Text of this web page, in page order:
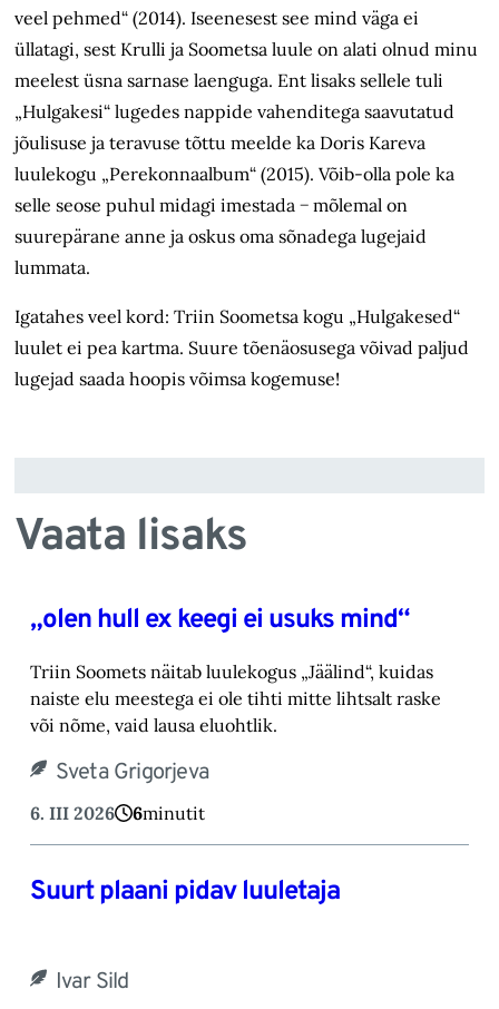
veel pehmed“ (2014). Iseenesest see mind väga ei
üllatagi, sest Krulli ja Soometsa luule on alati olnud minu
meelest üsna sarnase laenguga. Ent lisaks sellele tuli
„Hulgakesi“ lugedes nappide vahenditega saavutatud
jõulisuse ja teravuse tõttu meelde ka Doris Kareva
luulekogu „Perekonnaalbum“ (2015). Võib-olla pole ka
selle seose puhul midagi imestada − mõlemal on
suurepärane anne ja oskus oma sõnadega lugejaid
lummata.
Igatahes veel kord: Triin Soometsa kogu „Hulgakesed“
luulet ei pea kartma. Suure tõenäosusega võivad paljud
lugejad saada hoopis võimsa kogemuse!
Vaata lisaks
„olen hull ex keegi ei usuks mind“
Triin Soomets näitab luulekogus „Jäälind“, kuidas
naiste elu meestega ei ole tihti mitte lihtsalt raske
või nõme, vaid lausa eluohtlik.
Sveta Grigorjeva
6. III 2026 6minutit
Suurt plaani pidav luuletaja
Ivar Sild